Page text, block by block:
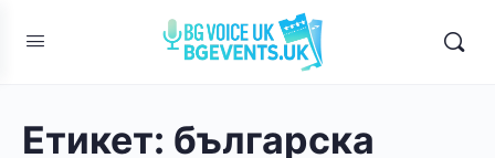
Етикет: българска